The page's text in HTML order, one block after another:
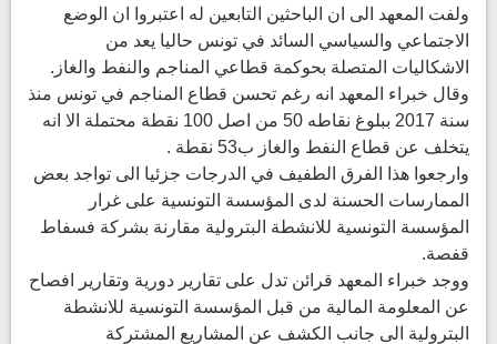
ولفت المعهد الى ان الباحثين التابعين له اعتبروا ان الوضع
الاجتماعي والسياسي السائد في تونس حاليا يعد من
الاشكاليات المتصلة بحوكمة قطاعي المناجم والنفط والغاز.
وقال خبراء المعهد انه رغم تحسن قطاع المناجم في تونس منذ
سنة 2017 ببلوغ نقاطه 50 من اصل 100 نقطة محتملة الا انه
يتخلف عن قطاع النفط والغاز ب53 نقطة .
وارجعوا هذا الفرق الطفيف في الدرجات جزئيا الى تواجد بعض
الممارسات الحسنة لدى المؤسسة التونسية على غرار
المؤسسة التونسية للانشطة البترولية مقارنة بشركة فسفاط
قفصة.
ووجد خبراء المعهد قرائن تدل على تقارير دورية وتقارير افصاح
عن المعلومة المالية من قبل المؤسسة التونسية للانشطة
البترولية الى جانب الكشف عن المشاريع المشتركة